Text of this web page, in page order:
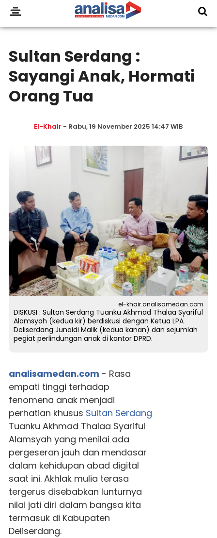
Sultan Serdang :
Sayangi Anak, Hormati
Orang Tua
El-Khair - Rabu, 19 November 2025 14:47 WIB
el-khair.analisamedan.com
DISKUSI : Sultan Serdang Tuanku Akhmad Thalaa Syariful
Alamsyah (kedua kir) berdiskusi dengan Ketua LPA
Deliserdang Junaidi Malik (kedua kanan) dan sejumlah
pegiat perlindungan anak di kantor DPRD.
analisamedan.com - Rasa
empati tinggi terhadap
fenomena anak menjadi
perhatian khusus Sultan Serdang
Tuanku Akhmad Thalaa Syariful
Alamsyah yang menilai ada
pergeseran jauh dan mendasar
dalam kehidupan abad digital
saat ini. Akhlak mulia terasa
tergerus disebabkan lunturnya
nilai jati diri dalam bangsa kita
termasuk di Kabupaten
Deliserdang.